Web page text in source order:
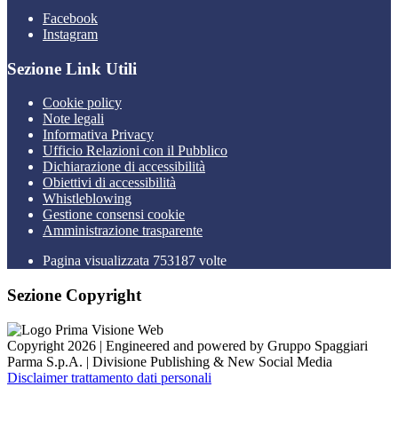
Facebook
Instagram
Sezione Link Utili
Cookie policy
Note legali
Informativa Privacy
Ufficio Relazioni con il Pubblico
Dichiarazione di accessibilità
Obiettivi di accessibilità
Whistleblowing
Gestione consensi cookie
Amministrazione trasparente
Pagina visualizzata 753187 volte
Sezione Copyright
Copyright 2026 | Engineered and powered by Gruppo Spaggiari
Parma S.p.A. | Divisione Publishing & New Social Media
Disclaimer trattamento dati personali